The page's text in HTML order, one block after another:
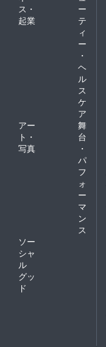
ス・
起業
ー
テ
ィ
ー
・
ヘ
ル
ス
ケ
ア
アー
ト・
写真
舞
台
・
パ
フ
ォ
ー
マ
ン
ス
ソー
シャ
ル
グッ
ド